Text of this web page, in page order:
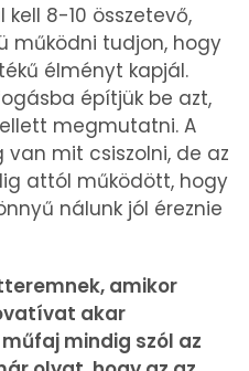
kell 8-10 összetevő,
működni tudjon, hogy
élményt kapjál.
építjük be azt,
megmutatni. A
mit csiszolni, de az
attól működött, hogy
nálunk jól éreznie
amikor
akar
mindig szól az